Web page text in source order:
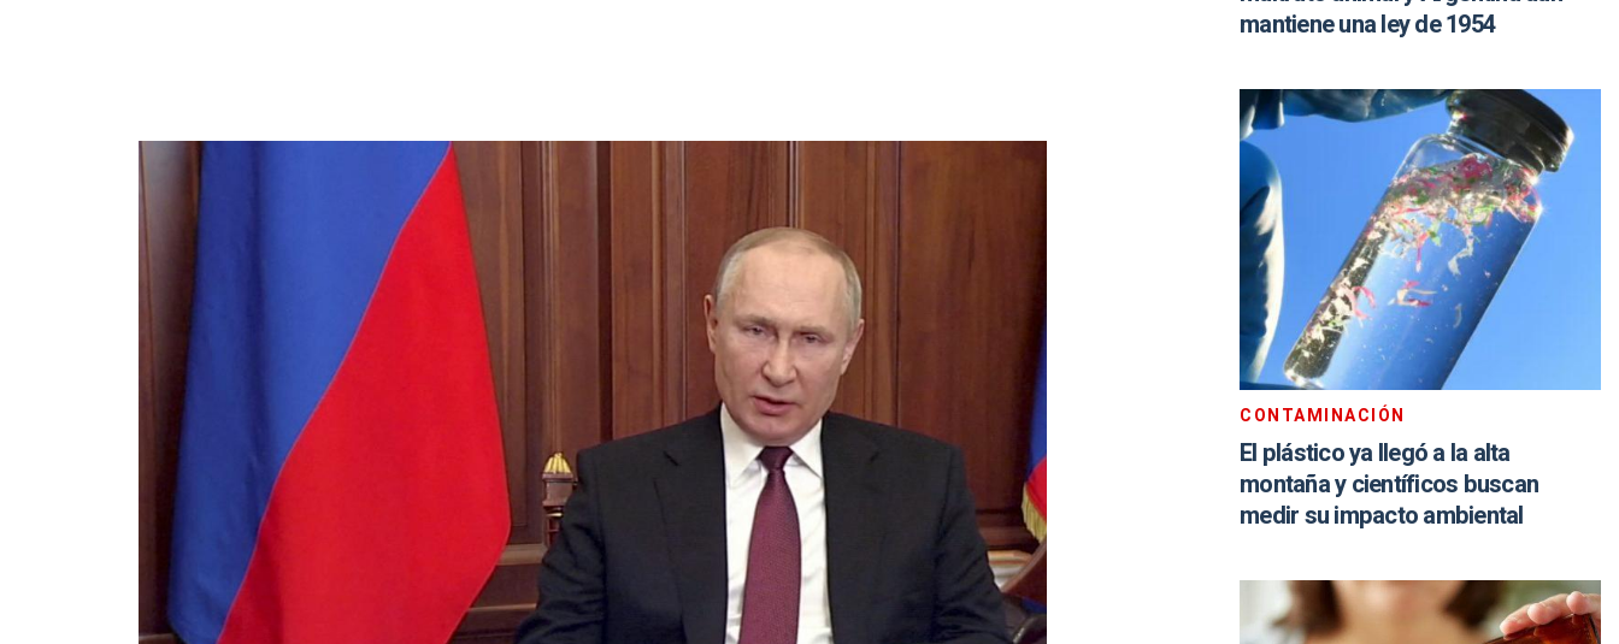
mantiene una ley de 1954
CONTAMINACIÓN
El plástico ya llegó a la alta
montaña y científicos buscan
medir su impacto ambiental